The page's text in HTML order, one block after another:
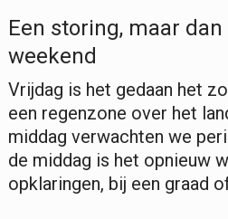
Een storing, maar
weekend
Vrijdag is het gedaan het
een regenzone over het
middag verwachten we
de middag is het opnieuw
opklaringen, bij een graad